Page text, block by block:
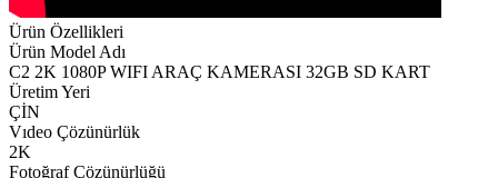
Ürün Özellikleri
Ürün Model Adı
C2 2K 1080P WIFI ARAÇ KAMERASI 32GB SD KART
Üretim Yeri
ÇİN
Vıdeo Çözünürlük
2K
Fotoğraf Çözünürlüğü